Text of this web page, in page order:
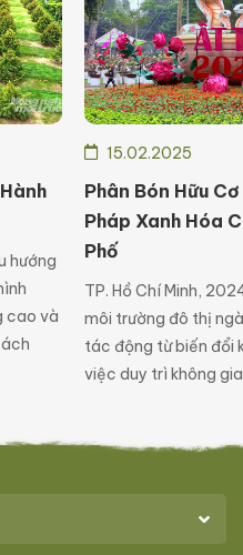
hướng
cao và
15.02.2025
Phân Bón Hữu
Pháp Xanh Hóa
Phố
TP. Hồ Chí Minh,
môi trường đô thị
tác động từ biến đổi
việc duy trì không